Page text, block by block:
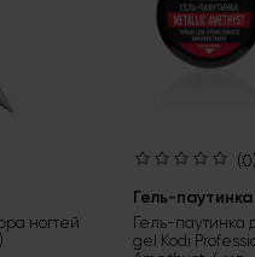
ногтей
(0)
Гель-паутинка
Гель-паутинка
gel Kodi